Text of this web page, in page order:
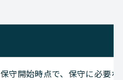
保守開始時点で、保守に必要